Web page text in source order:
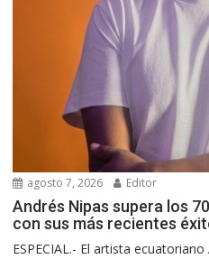
agosto 7, 2026 Editor
Andrés Nipas supera los
con sus más recientes
ESPECIAL.- El artista